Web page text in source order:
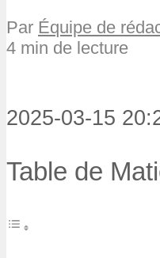
Par Équipe de
4 min de lecture
2025-03-15
Table de